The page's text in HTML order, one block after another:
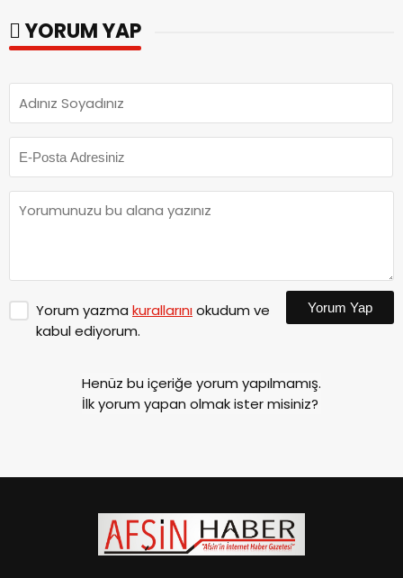
YORUM YAP
Yorum yazma kurallarınıokudum ve
kabul ediyorum.
Yorum Yap
Henüz bu içeriğe yorum yapılmamış.
İlk yorum yapan olmak ister misiniz?